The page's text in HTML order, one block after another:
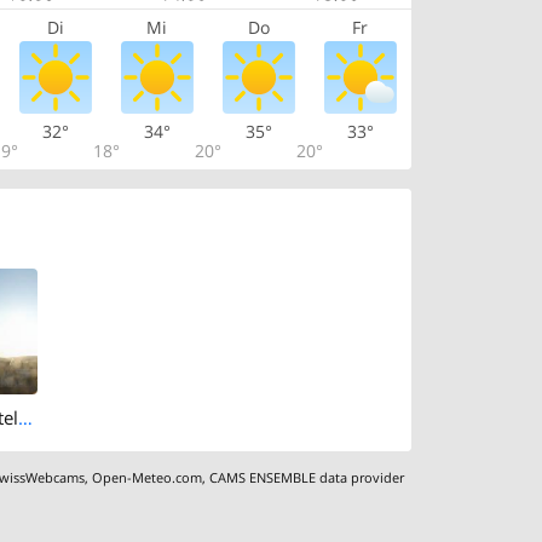
Di Mi Do Fr
32°
18°
34°
20°
35°
20°
33°
Arlesheim: Hotel Ochsen
,Open-Meteo.com,CAMS ENSEMBLE data provider